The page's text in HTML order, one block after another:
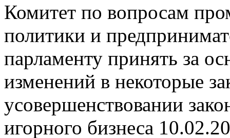
Комитет по вопросам
политики и
парламенту принять за
изменений в некоторые
усовершенствовании
игорного бизнеса